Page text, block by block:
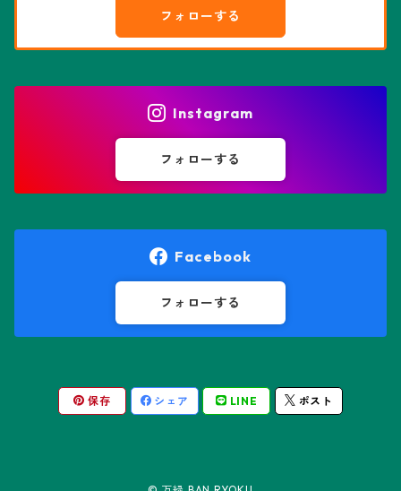
花園兜
エリオシケ属
オレオケレウス属
friedrichii LB 2178
キリンドロオプンチア属
パキポディウム属
フェネストラリア属
プセウドリトス属
ユーフォルビア属
フォローする
Instagram
フォローする
Facebook
フォローする
保存 シェア LINE ポスト